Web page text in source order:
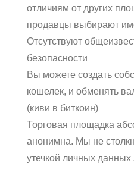
отличиям от других
продавцы выбирают
Отсутствуют
безопасности
Вы можете создать
кошелек, и обменять
(киви в биткоин)
Торговая площадка
анонимна. Мы не
утечкой личных